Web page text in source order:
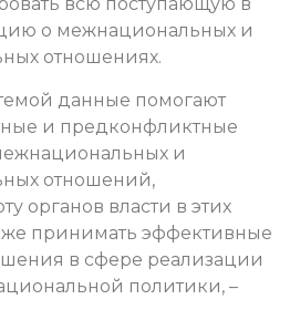
о межнациональных и
отношениях.
данные помогают
и предконфликтные
и
отношений,
органов власти в этих
принимать эффективные
в сфере реализации
политики, –